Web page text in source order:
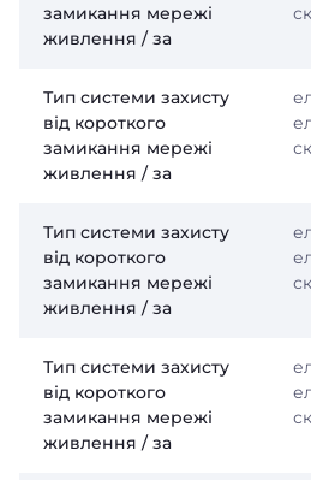
замикання мережі
живлення / за
Тип системи захисту
від короткого
замикання мережі
живлення / за
Тип системи захисту
від короткого
замикання мережі
живлення / за
Тип системи захисту
від короткого
замикання мережі
живлення / за